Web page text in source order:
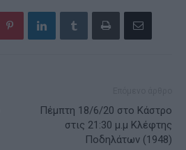
Πέμπτη 18/6/20 στο Κάστρο
στις 21:30 μ.μ Κλέφτης
Ποδηλάτων (1948)